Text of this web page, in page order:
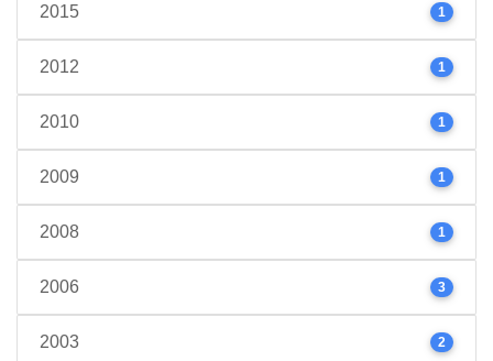
2015 1
2012 1
2010 1
2009 1
2008 1
2006 3
2003 2